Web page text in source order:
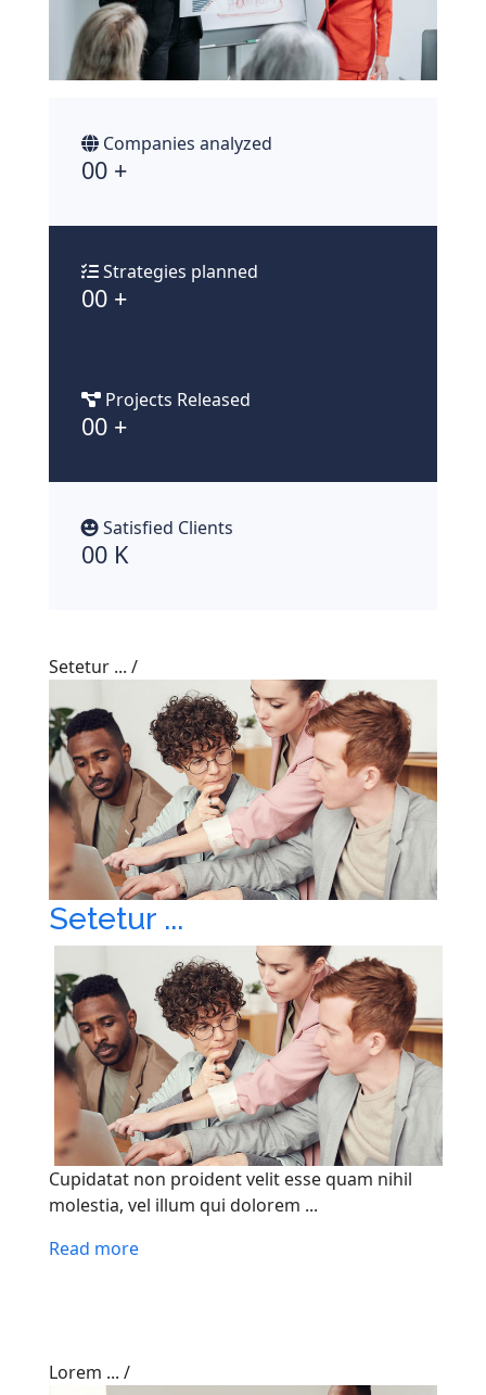
Companies analyzed
00 +
Strategies planned
00 +
Projects Released
00 +
Satisfied Clients
00 K
Setetur ... /
Setetur ...
Cupidatat non proident velit esse quam nihil
molestia, vel illum qui dolorem ...
Read more
Lorem ... /